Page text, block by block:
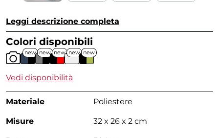
Leggi descrizione completa
Colori disponibili
new new new new new
Vedi disponibilità
Materiale Poliestere
Misure 32 x 26 x 2 cm